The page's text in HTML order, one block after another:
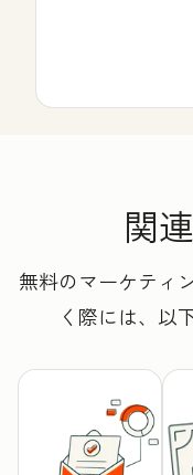
関
無料のマーケティ
く際には、以